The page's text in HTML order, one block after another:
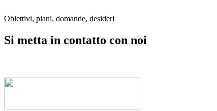
Obiettivi, piani, domande, desideri
Si metta in contatto con noi